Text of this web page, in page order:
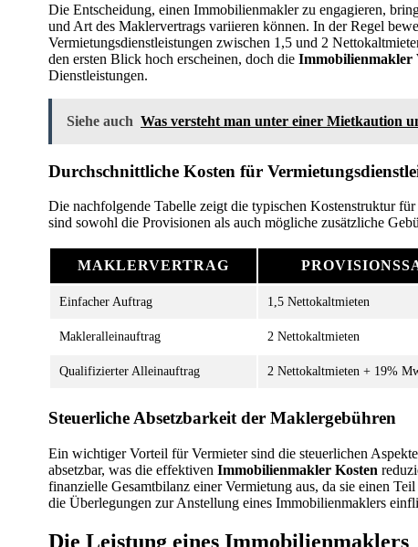
Die Entscheidung, einen Immobilienmakler zu engagieren,
und Art des Maklervertrags variieren können. In der Regel
Vermietungsdienstleistungen zwischen 1,5 und 2
den ersten Blick hoch erscheinen, doch die Immobilienmakler
Dienstleistungen.
Siehe auch Was versteht man unter einer Mietkaution
Durchschnittliche Kosten für
Die nachfolgende Tabelle zeigt die typischen Kostenstruktur
sind sowohl die Provisionen als auch mögliche zusätzliche
MAKLERVERTRAG
Einfacher Auftrag 1,5 Nettokaltmieten
Makleralleinauftrag 2 Nettokaltmieten
Qualifizierter Alleinauftrag 2 Nettokaltmieten + 19%
Steuerliche Absetzbarkeit der Maklergebühren
Ein wichtiger Vorteil für Vermieter sind die steuerlichen
absetzbar, was die effektiven Immobilienmakler Kosten
finanzielle Gesamtbilanz einer Vermietung aus, da sie einen
die Überlegungen zur Anstellung eines Immobilienmaklers
Die Leistung eines Immobilienmaklers